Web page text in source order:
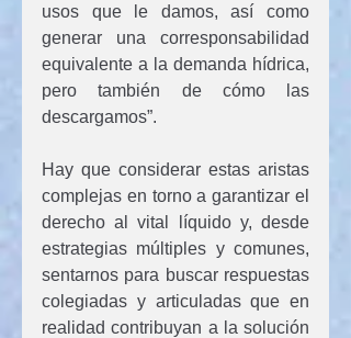
usos que le damos, así como
generar una corresponsabilidad
equivalente a la demanda hídrica,
pero también de cómo las
descargamos”.
Hay que considerar estas aristas
complejas en torno a garantizar el
derecho al vital líquido y, desde
estrategias múltiples y comunes,
sentarnos para buscar respuestas
colegiadas y articuladas que en
realidad contribuyan a la solución